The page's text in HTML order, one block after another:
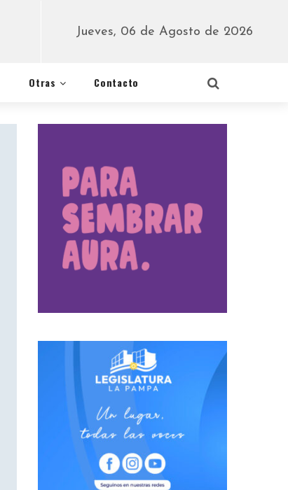
Jueves, 06 de Agosto de 2026
Otras Contacto